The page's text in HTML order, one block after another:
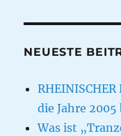
NEUESTE
die Jahre 2005
Was ist